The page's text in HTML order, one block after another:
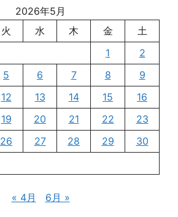
2026年5月
火 水 木 金
土
1
2
5 6 7 8
9
12 13 14 15
16
19 20 21 22
23
26 27 28 29
30
« 4月 6月 »